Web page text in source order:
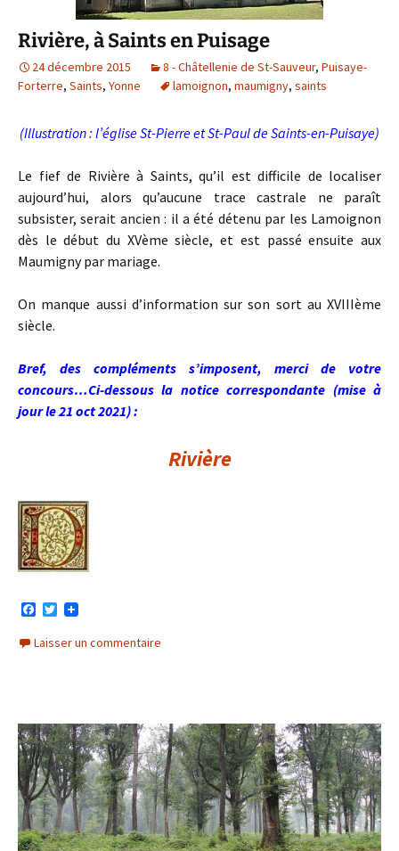
Rivière, à Saints en Puisage
24 décembre 2015 8 - Châtellenie de St-Sauveur, Puisaye-
Forterre, Saints, Yonne lamoignon, maumigny, saints
(Illustration : l’église St-Pierre et St-Paul de Saints-en-Puisaye)
Le fief de Rivière à Saints, qu’il est difficile de localiser
aujourd’hui, alors qu’aucune trace castrale ne paraît
subsister, serait ancien : il a été détenu par les Lamoignon
dès le début du XVème siècle, et est passé ensuite aux
Maumigny par mariage.
On manque aussi d’information sur son sort au XVIIIème
siècle.
Bref, des compléments s’imposent, merci de votre
concours…Ci-dessous la notice correspondante (mise à
jour le 21 oct 2021) :
Rivière
c
e
T
i
t
Laisser un commentaire